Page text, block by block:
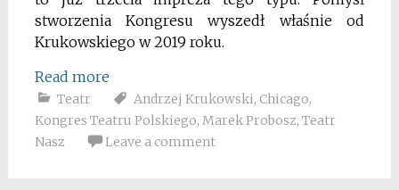
stworzenia Kongresu wyszedł właśnie od
Krukowskiego w 2019 roku.
Read more
Teatr Andrzej Krukowski, Chicago,
Kongres Teatru Polskiego, Marek Probosz, Teatr
Nasz
Leave a comment